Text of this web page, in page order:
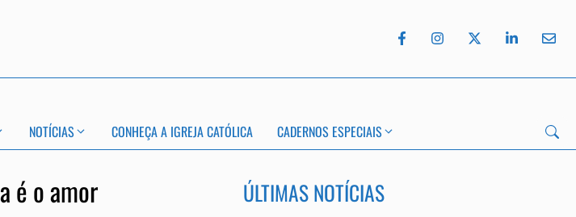
NOTÍCIAS CONHEÇA A IGREJA CATÓLICA CADERNOS ESPECIAIS
é o amor ÚLTIMAS NOTÍCIAS